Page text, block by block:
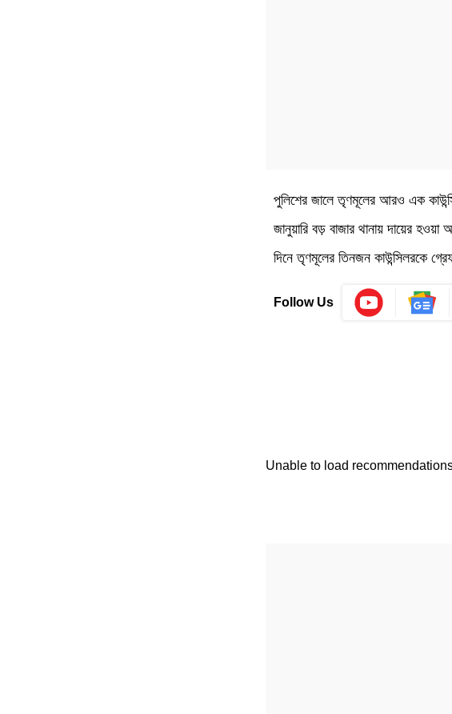
পুলিশের জালে তৃণমূলের আরও এক
জানুয়ারি বড় বাজার থানায় দায়ের
দিনে তৃণমূলের তিনজন কাউন্সিলরকে
Follow Us
Unable to load